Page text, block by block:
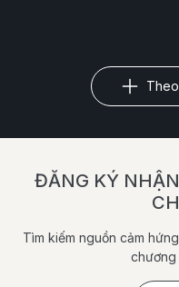
ĐĂNG KÝ
Tìm kiếm nguồn cảm
chương